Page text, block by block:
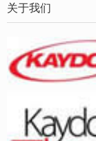
关于我们